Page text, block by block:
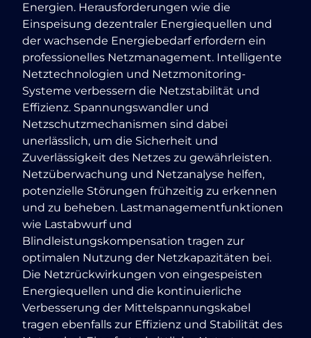
Energien. Herausforderungen wie die
Einspeisung dezentraler Energiequellen und
der wachsende Energiebedarf erfordern ein
professionelles Netzmanagement. Intelligente
Netztechnologien und Netzmonitoring-
Systeme verbessern die Netzstabilität und
Effizienz. Spannungswandler und
Netzschutzmechanismen sind dabei
unerlässlich, um die Sicherheit und
Zuverlässigkeit des Netzes zu gewährleisten.
Netzüberwachung und Netzanalyse helfen,
potenzielle Störungen frühzeitig zu erkennen
und zu beheben. Lastmanagementfunktionen
wie Lastabwurf und
Blindleistungskompensation tragen zur
optimalen Nutzung der Netzkapazitäten bei.
Die Netzrückwirkungen von eingespeisten
Energiequellen und die kontinuierliche
Verbesserung der Mittelspannungskabel
tragen ebenfalls zur Effizienz und Stabilität des